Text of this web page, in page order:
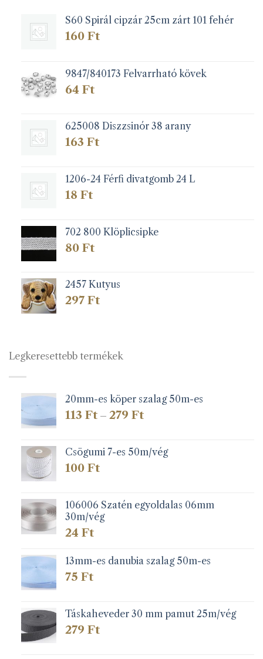
S60 Spirál cipzár 25cm zárt 101 fehér
160 Ft
9847/840173 Felvarrható kövek
64 Ft
625008 Diszzsinór 38 arany
163 Ft
1206-24 Férfi divatgomb 24 L
18 Ft
702 800 Klöplicsipke
80 Ft
2457 Kutyus
297 Ft
Legkeresettebb termékek
20mm-es köper szalag 50m-es
113 Ft – 279 FtÁrtartomány:
279 Ft
Csögumi 7-es 50m/vég
100 Ft
106006 Szatén egyoldalas 06mm
30m/vég
24 Ft
13mm-es danubia szalag 50m-es
75 Ft
Táskaheveder 30 mm pamut 25m/vég
279 Ft